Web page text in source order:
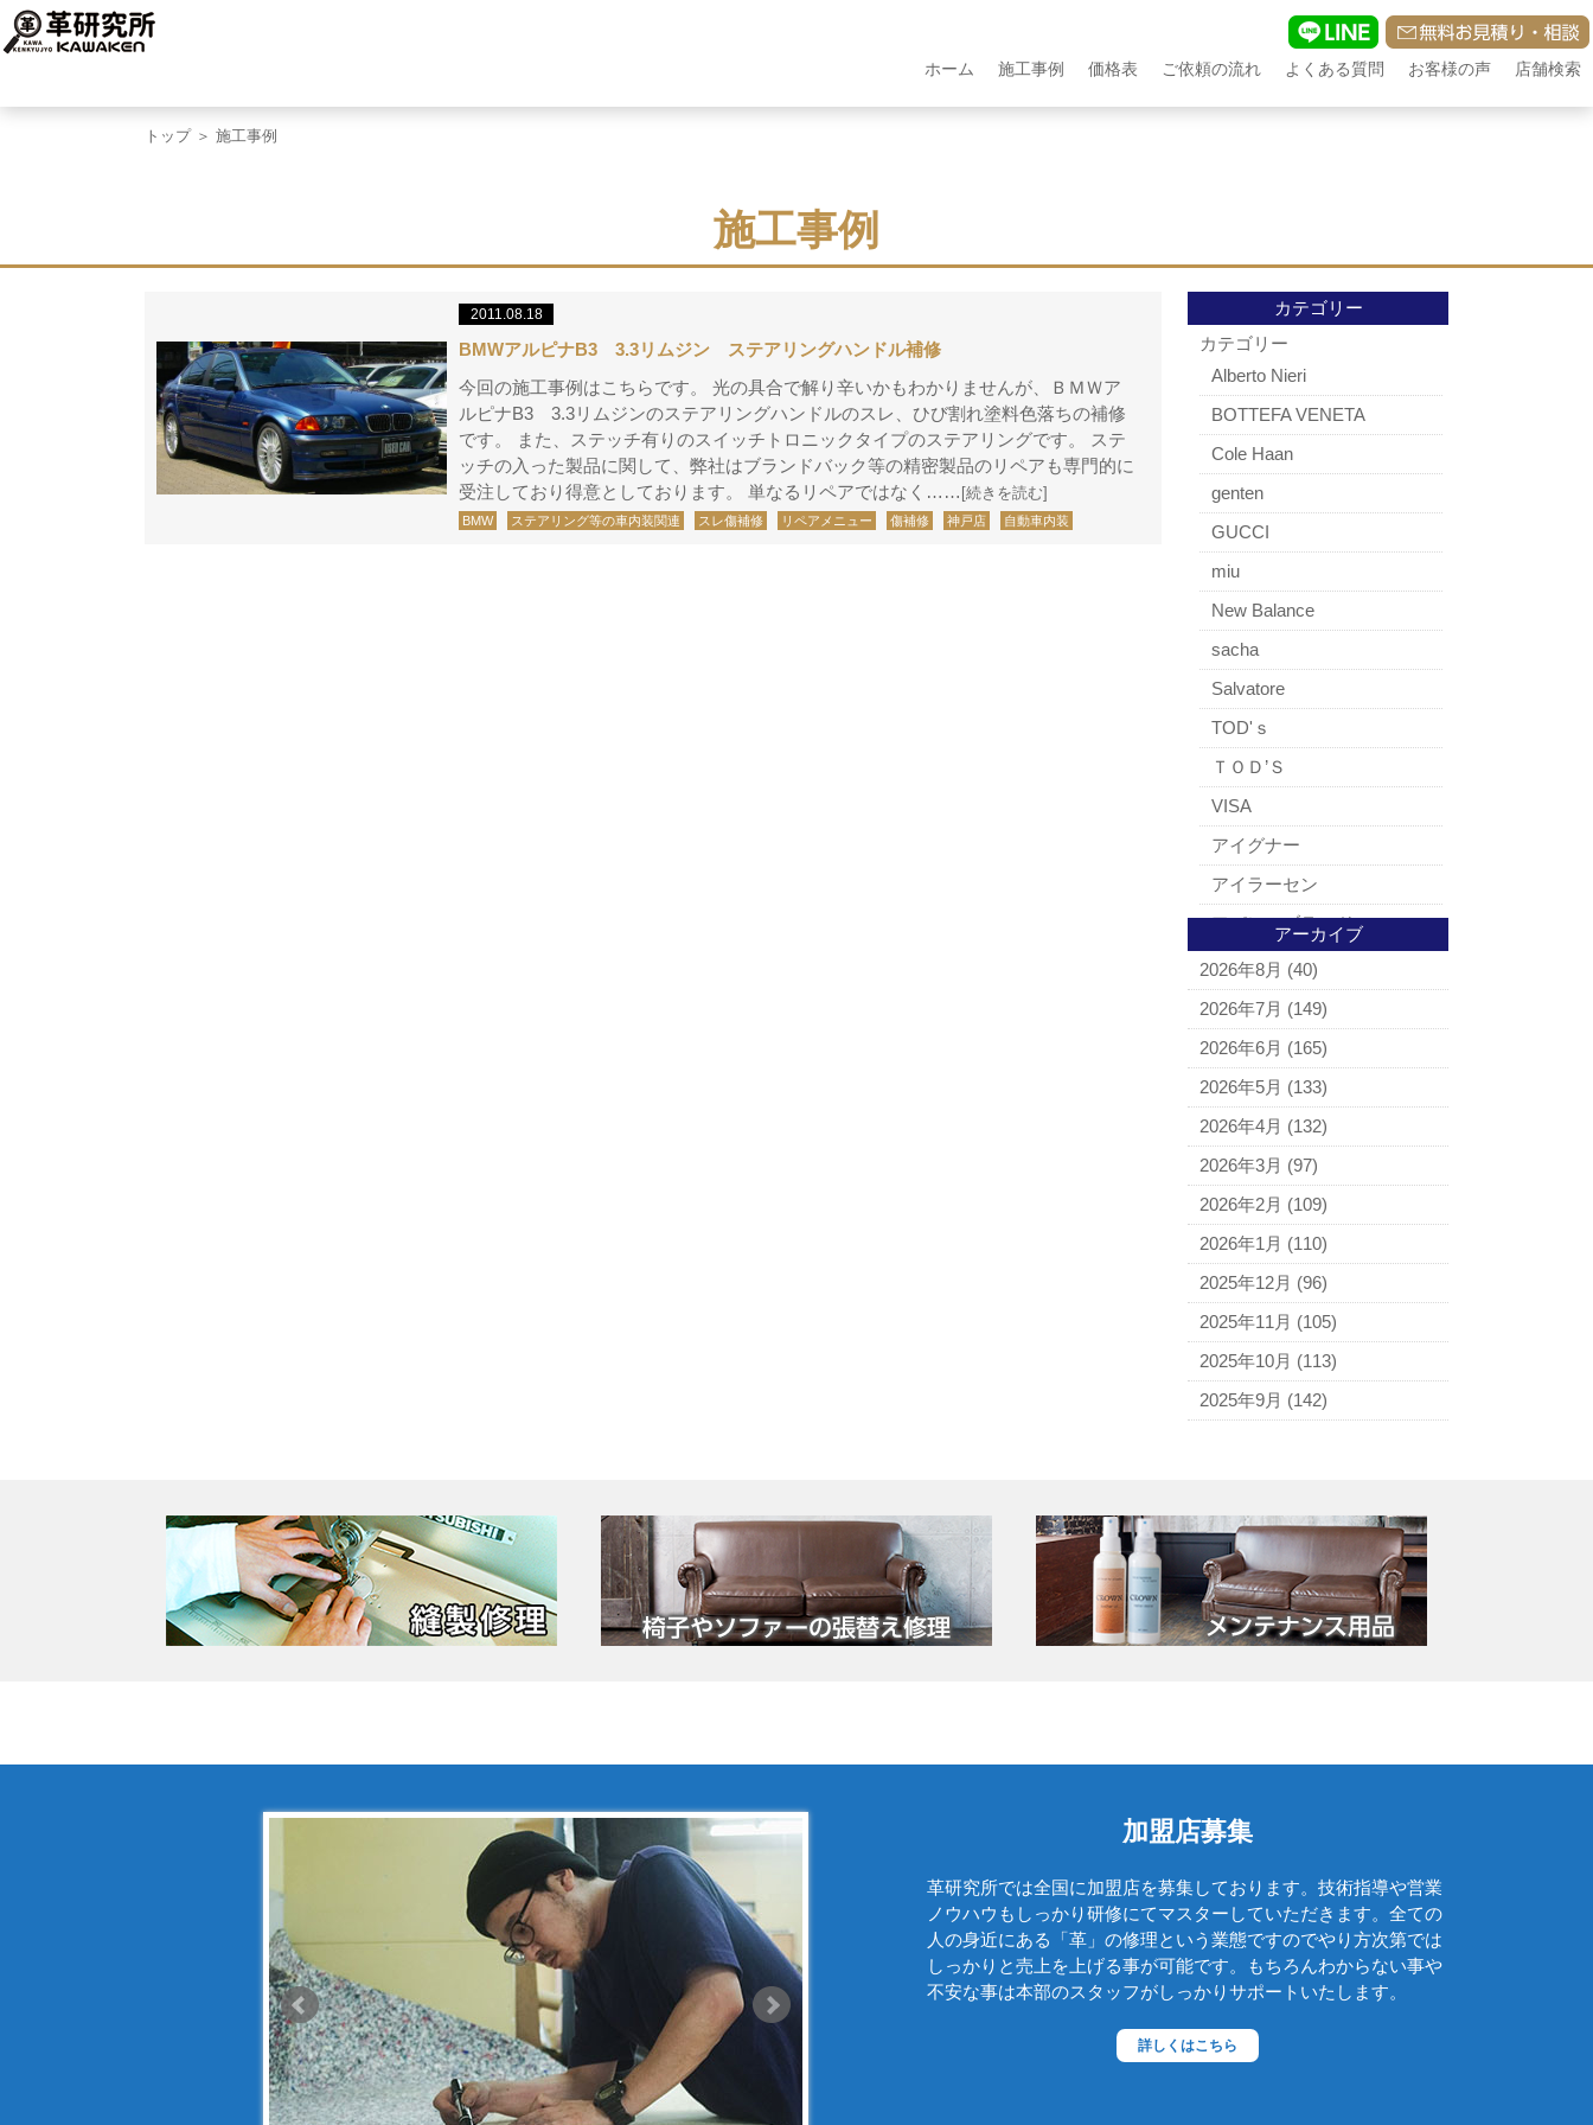
ホーム 施工事例 価格表 ご依頼の流れ よくある質問 お客様の声 店舗検索
トップ＞ 施工事例
施工事例
2011.08.18
BMWアルピナB3 3.3リムジン ステアリングハンドル補修
今回の施工事例はこちらです。 光の具合で解り辛いかもわかりませんが、ＢＭＷア
ルピナB3 3.3リムジンのステアリングハンドルのスレ、ひび割れ塗料色落ちの補修
です。 また、ステッチ有りのスイッチトロニックタイプのステアリングです。 ステ
ッチの入った製品に関して、弊社はブランドバック等の精密製品のリペアも専門的に
受注しており得意としております。 単なるリペアではなく…… [続きを読む]
BMW ステアリング等の車内装関連 スレ傷補修 リペアメニュー 傷補修 神戸店 自動車内装
カテゴリー
カテゴリー
Alberto Nieri
BOTTEFA VENETA
Cole Haan
genten
GUCCI
miu
New Balance
sacha
Salvatore
TOD'ｓ
ＴＯＤ’Ｓ
VISA
アイグナー
アイラーセン
アパレルブランド
BALLY
ＵＧＧ
アナスイ
アニエスベー
アルマーニ
アレン・エドモンズ
アンナ モリナーリ
イブ・サンローラン
ヴェロ・キーオ
ウンガロ
エヴー
エミリオ・プッチ
エルメス
カンペール
ギ・ラロッシュ
グッチ
コールハーン
コモドール
ゴヤール
サザビー
ジミーチュウ
アーカイブ
2026年8月 (40)
2026年7月 (149)
2026年6月 (165)
2026年5月 (133)
2026年4月 (132)
2026年3月 (97)
2026年2月 (109)
2026年1月 (110)
2025年12月 (96)
2025年11月 (105)
2025年10月 (113)
2025年9月 (142)
加盟店募集
革研究所では全国に加盟店を募集しております。技術指導や営業
ノウハウもしっかり研修にてマスターしていただきます。全ての
人の身近にある「革」の修理という業態ですのでやり方次第では
しっかりと売上を上げる事が可能です。もちろんわからない事や
不安な事は本部のスタッフがしっかりサポートいたします。
詳しくはこちら